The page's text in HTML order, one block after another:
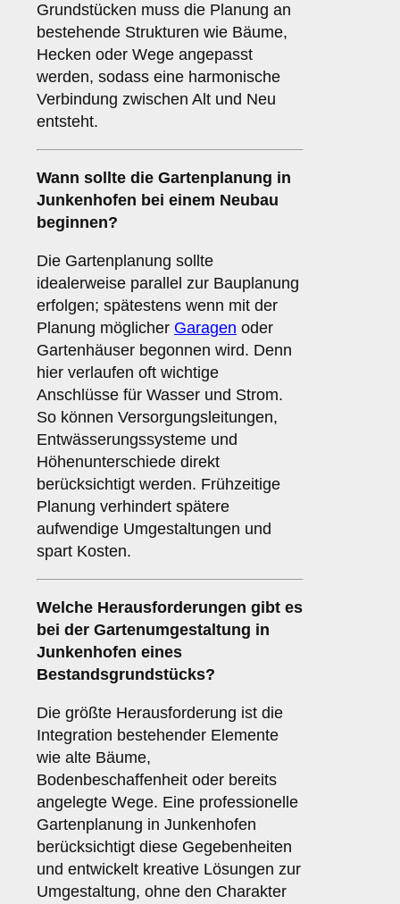
Grundstücken muss die Planung an
bestehende Strukturen wie Bäume,
Hecken oder Wege angepasst
werden, sodass eine harmonische
Verbindung zwischen Alt und Neu
entsteht.
Wann sollte die Gartenplanung in
Junkenhofen bei einem Neubau
beginnen?
Die Gartenplanung sollte
idealerweise parallel zur Bauplanung
erfolgen; spätestens wenn mit der
Planung möglicher Garagen oder
Gartenhäuser begonnen wird. Denn
hier verlaufen oft wichtige
Anschlüsse für Wasser und Strom.
So können Versorgungsleitungen,
Entwässerungssysteme und
Höhenunterschiede direkt
berücksichtigt werden. Frühzeitige
Planung verhindert spätere
aufwendige Umgestaltungen und
spart Kosten.
Welche Herausforderungen gibt es
bei der Gartenumgestaltung in
Junkenhofen eines
Bestandsgrundstücks?
Die größte Herausforderung ist die
Integration bestehender Elemente
wie alte Bäume,
Bodenbeschaffenheit oder bereits
angelegte Wege. Eine professionelle
Gartenplanung in Junkenhofen
berücksichtigt diese Gegebenheiten
und entwickelt kreative Lösungen zur
Umgestaltung, ohne den Charakter